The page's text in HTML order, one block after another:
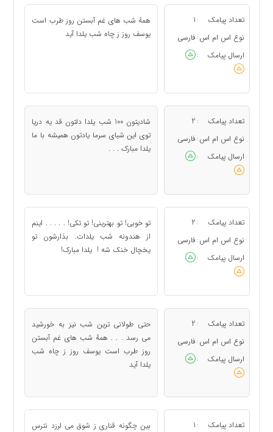
تعداد پیامک :
1
نوع اس ام اس : فارسی
ارسال پیامک
:
همهً شب های غم آبستن روز طرب است
یوسف روز ز چاه شب یلدا آید
تعداد پیامک :
2
نوع اس ام اس : فارسی
ارسال پیامک
:
شادیتون 100 شب یلدا دلتون قد یه دریا
توی این شبای سرما یادتون همیشه با ما
یلدا مبارک . . .
تعداد پیامک :
2
نوع اس ام اس : فارسی
ارسال پیامک
:
تو خوبی! تو بهترینی! تو تکی! . . . . . اینم
از هندونه شب یلدات. بذارشون تو
یخچال خنک شه ! یلدا مبارک!
تعداد پیامک :
2
نوع اس ام اس : فارسی
ارسال پیامک
:
حتی طولانی ترین شب نیز به خورشید
می رسد . . . همهً شب های غم آبستن
روز طرب است یوسف روز ز چاه شب
یلدا آید
تعداد پیامک :
1
بین چگونه قناری ز شوق می لرزد نترس